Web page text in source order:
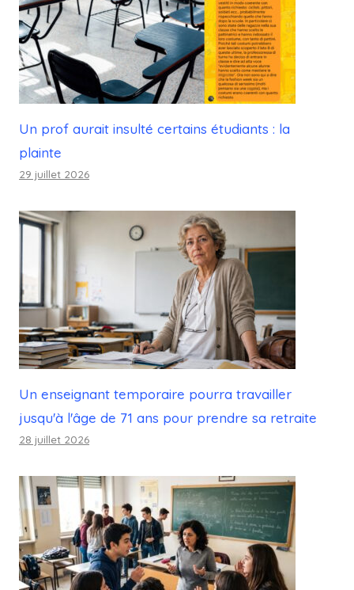
Un prof aurait insulté certains étudiants : la
plainte
29 juillet 2026
Un enseignant temporaire pourra travailler
jusqu'à l'âge de 71 ans pour prendre sa retraite
28 juillet 2026